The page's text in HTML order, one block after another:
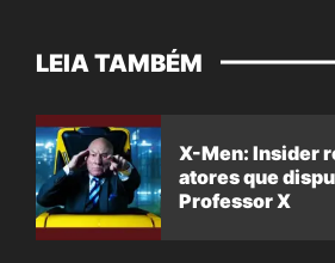
LEIA TAMBÉM
X-Men: Insider
atores que
Professor X